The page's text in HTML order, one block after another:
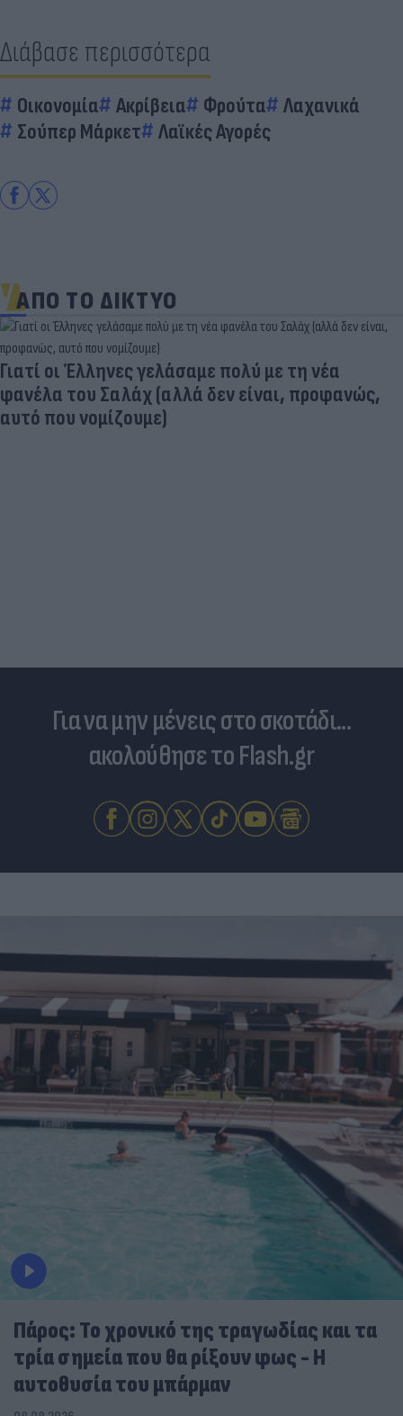
Διάβασε περισσότερα
Οικονομία Ακρίβεια Φρούτα
Λαχανικά
Σούπερ Μάρκετ
Λαϊκές Αγορές
ΑΠΟ ΤΟ ΔΙΚΤΥΟ
Γιατί οι Έλληνες γελάσαμε πολύ με τη νέα
φανέλα του Σαλάχ (αλλά δεν είναι, προφανώς,
αυτό που νομίζουμε)
Για να μην μένεις στο σκοτάδι...
ακολούθησε το Flash.gr
Πάρος: Το χρονικό της τραγωδίας και τα
τρία σημεία που θα ρίξουν φως - Η
αυτοθυσία του μπάρμαν